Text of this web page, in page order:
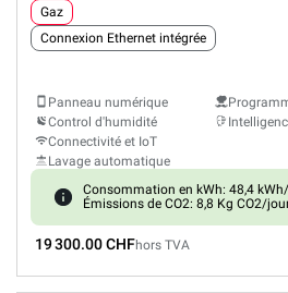
Gaz
Connexion Ethernet intégrée
Panneau numérique
Control d'humidité
Connectivité et IoT
Lavage automatique
Consommation en kWh: 48,4
Émissions de CO2: 8,8 Kg CO2/
19 300.00 CHFhors TVA